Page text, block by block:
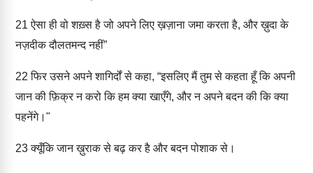
21 ऐसा ही वो शख़्स है जो अपने लिए ख़ज़ाना जमा करता है, और ख़ुदा के
नज़दीक दौलतमन्द नहीं”
22 फिर उसने अपने शागिर्दों से कहा, “इसलिए मैं तुम से कहता हूँ कि अपनी
जान की फ़िक्र न करो कि हम क्या खाएँगे, और न अपने बदन की कि क्या
पहनेंगे।"
23क्यूँकि जान ख़ुराक से बढ़ कर है और बदन पोशाक से।